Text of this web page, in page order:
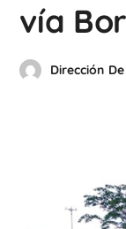
vía
Dirección